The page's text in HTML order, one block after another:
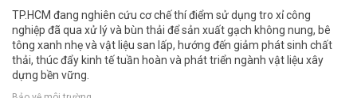
TP.HCM đang nghiên cứu cơ chế thí điểm sử dụng tro xỉ công
nghiệp đã qua xử lý và bùn thải để sản xuất gạch không nung, bê
tông xanh nhẹ và vật liệu san lấp, hướng đến giảm phát sinh chất
thải, thúc đẩy kinh tế tuần hoàn và phát triển ngành vật liệu xây
dựng bền vững.